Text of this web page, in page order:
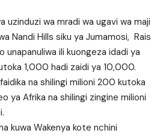
uzinduzi wa mradi wa ugavi wa maji
Nandi Hills siku ya Jumamosi, Rais
unapanuliwa ili kuongeza idadi ya
1,000 hadi zaidi ya 10,000.
na shilingi milioni 200 kutoka
ya Afrika na shilingi zingine milioni
kuwa Wakenya kote nchini